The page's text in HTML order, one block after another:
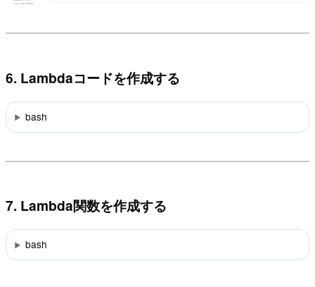
6. Lambdaコードを作成する
bash
7. Lambda関数を作成する
bash